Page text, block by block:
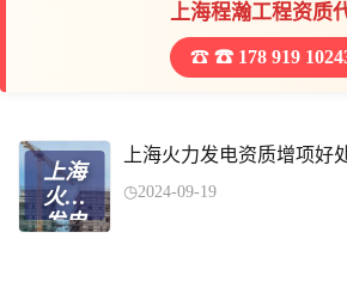
上海程瀚工程资质
☎ 178 919
上海
火力
发电
上海火力发电资质增项好
2024-09-19